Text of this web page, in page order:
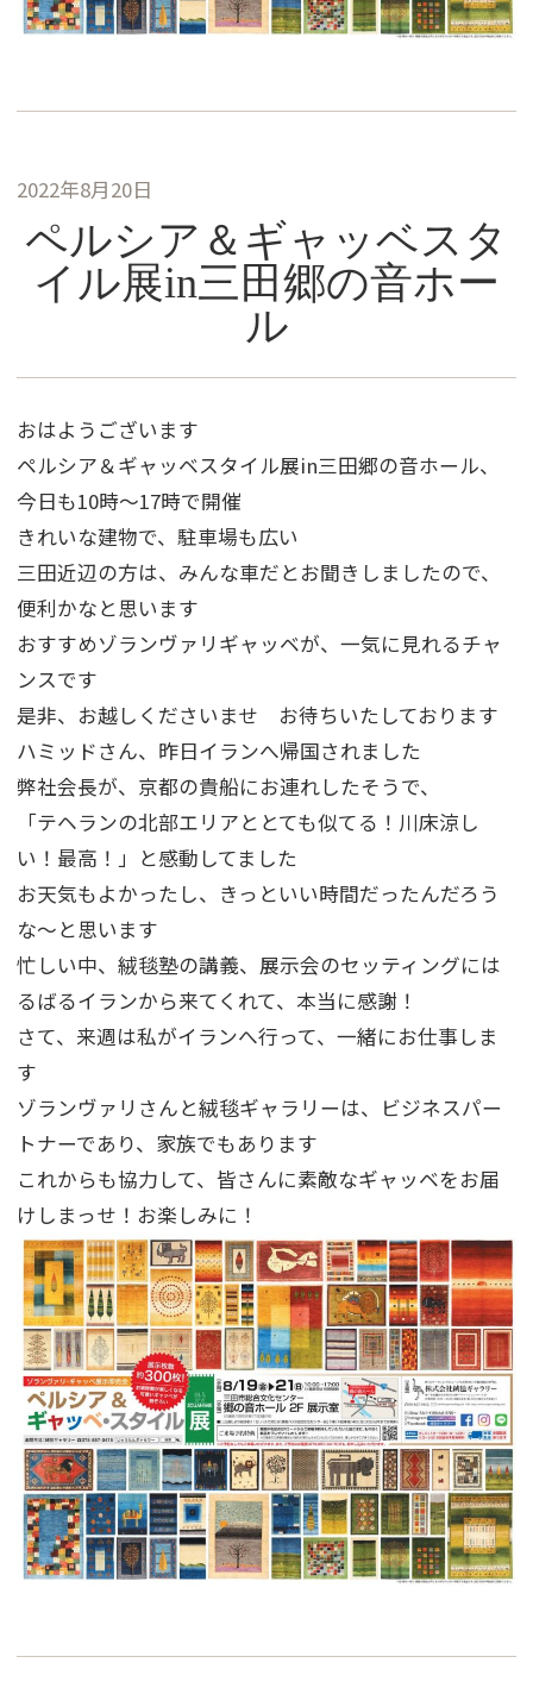
2022年8月20日
ペルシア＆ギャッベスタ
イル展in三田郷の音ホー
ル
おはようございます
ペルシア＆ギャッベスタイル展in三田郷の音ホール、
今日も10時～17時で開催
きれいな建物で、駐車場も広い
三田近辺の方は、みんな車だとお聞きしましたので、
便利かなと思います
おすすめゾランヴァリギャッベが、一気に見れるチャ
ンスです
是非、お越しくださいませ お待ちいたしております
ハミッドさん、昨日イランへ帰国されました
弊社会長が、京都の貴船にお連れしたそうで、
「テヘランの北部エリアととても似てる！川床涼し
い！最高！」と感動してました
お天気もよかったし、きっといい時間だったんだろう
な～と思います
忙しい中、絨毯塾の講義、展示会のセッティングには
るばるイランから来てくれて、本当に感謝！
さて、来週は私がイランへ行って、一緒にお仕事しま
す
ゾランヴァリさんと絨毯ギャラリーは、ビジネスパー
トナーであり、家族でもあります
これからも協力して、皆さんに素敵なギャッベをお届
けしまっせ！お楽しみに！